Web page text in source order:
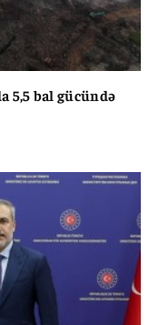
5,5 bal gücündə